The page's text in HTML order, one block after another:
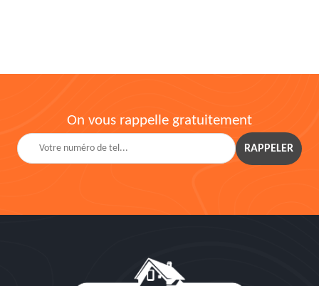
On vous rappelle gratuitement